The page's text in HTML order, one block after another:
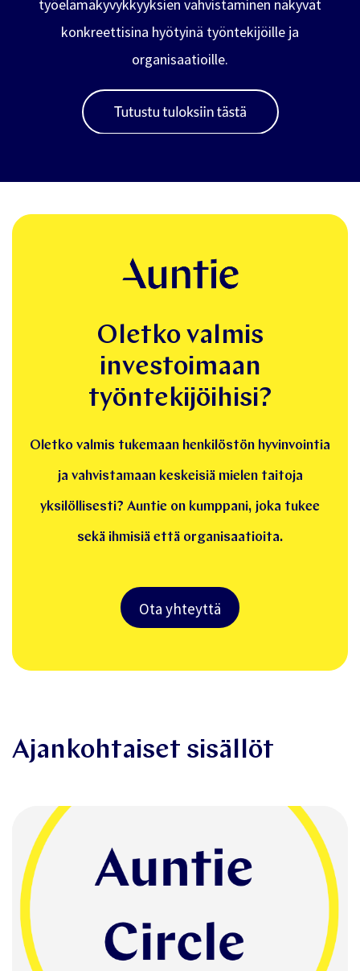
näe, miten ennakoiva, matalan kynnyksen tuki sekä
työelämäkyvykkyyksien vahvistaminen näkyvät
konkreettisina hyötyinä työntekijöille ja
Oletko valmis
investoimaan
työntekijöihisi?
Oletko valmis tukemaan henkilöstön hyvinvointia
ja vahvistamaan keskeisiä mielen taitoja
yksilöllisesti? Auntie on kumppani, joka tukee